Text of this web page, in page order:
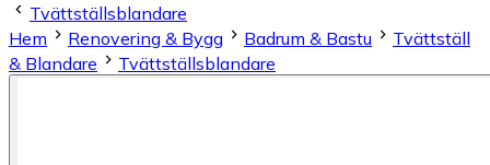
Tvättställsblandare
Hem
Renovering & Bygg Badrum & Bastu
Tvättställ
& Blandare
Tvättställsblandare